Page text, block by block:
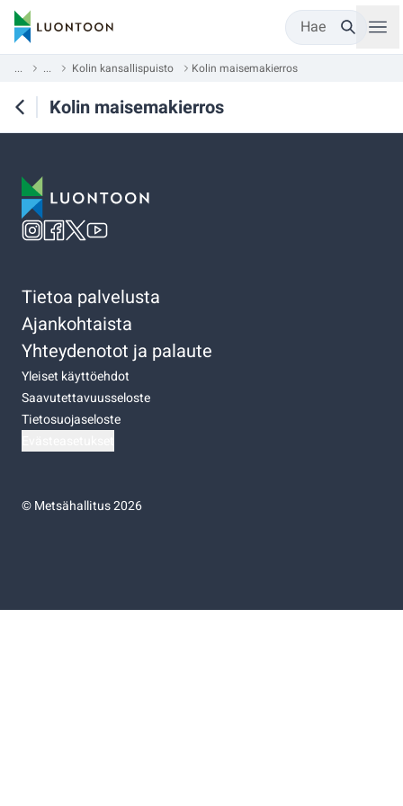
Hae
... ... Kolin kansallispuisto Kolin maisemakierros
Kolin maisemakierros
Tietoa palvelusta
Ajankohtaista
Yhteydenotot ja palaute
Yleiset käyttöehdot
Saavutettavuusseloste
Tietosuojaseloste
©Metsähallitus 2026